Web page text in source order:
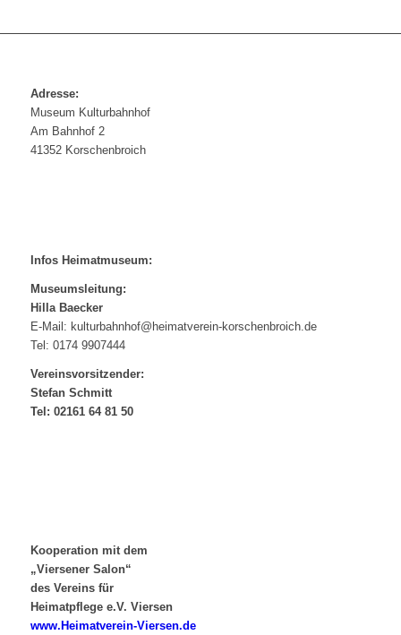
Adresse:
Museum Kulturbahnhof
Am Bahnhof 2
41352 Korschenbroich
Infos Heimatmuseum:
Museumsleitung:
Hilla Baecker
E-Mail: kulturbahnhof@heimatverein-korschenbroich.de
Tel: 0174 9907444
Vereinsvorsitzender:
Stefan Schmitt
Tel: 02161 64 81 50
Kooperation mit dem
„Viersener Salon“
des Vereins für
Heimatpflege e.V. Viersen
www.Heimatverein-Viersen.de